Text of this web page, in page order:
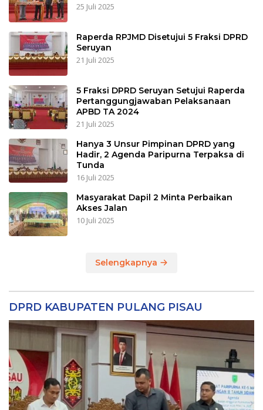
25 Juli 2025
Raperda RPJMD Disetujui 5 Fraksi DPRD
Seruyan
21 Juli 2025
5 Fraksi DPRD Seruyan Setujui Raperda
Pertanggungjawaban Pelaksanaan
APBD TA 2024
21 Juli 2025
Hanya 3 Unsur Pimpinan DPRD yang
Hadir, 2 Agenda Paripurna Terpaksa di
Tunda
16 Juli 2025
Masyarakat Dapil 2 Minta Perbaikan
Akses Jalan
10 Juli 2025
Selengkapnya
DPRD KABUPATEN PULANG PISAU